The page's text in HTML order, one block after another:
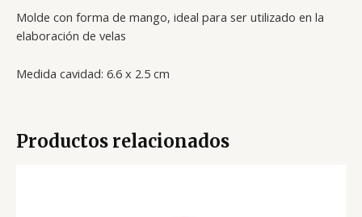
Molde con forma de mango, ideal para ser utilizado en la
elaboración de velas
Medida cavidad: 6.6 x 2.5 cm
Productos relacionados